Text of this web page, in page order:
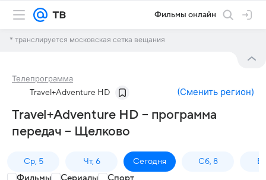
Фильмы онлайн
* транслируется московская сетка вещания
Телепрограмма
Travel+Adventure HD (Сменить регион)
Travel+Adventure HD – программа
передач – Щелково
Ср, 5 Чт, 6 Сегодня Сб, 8
Фильмы Сериалы Спорт